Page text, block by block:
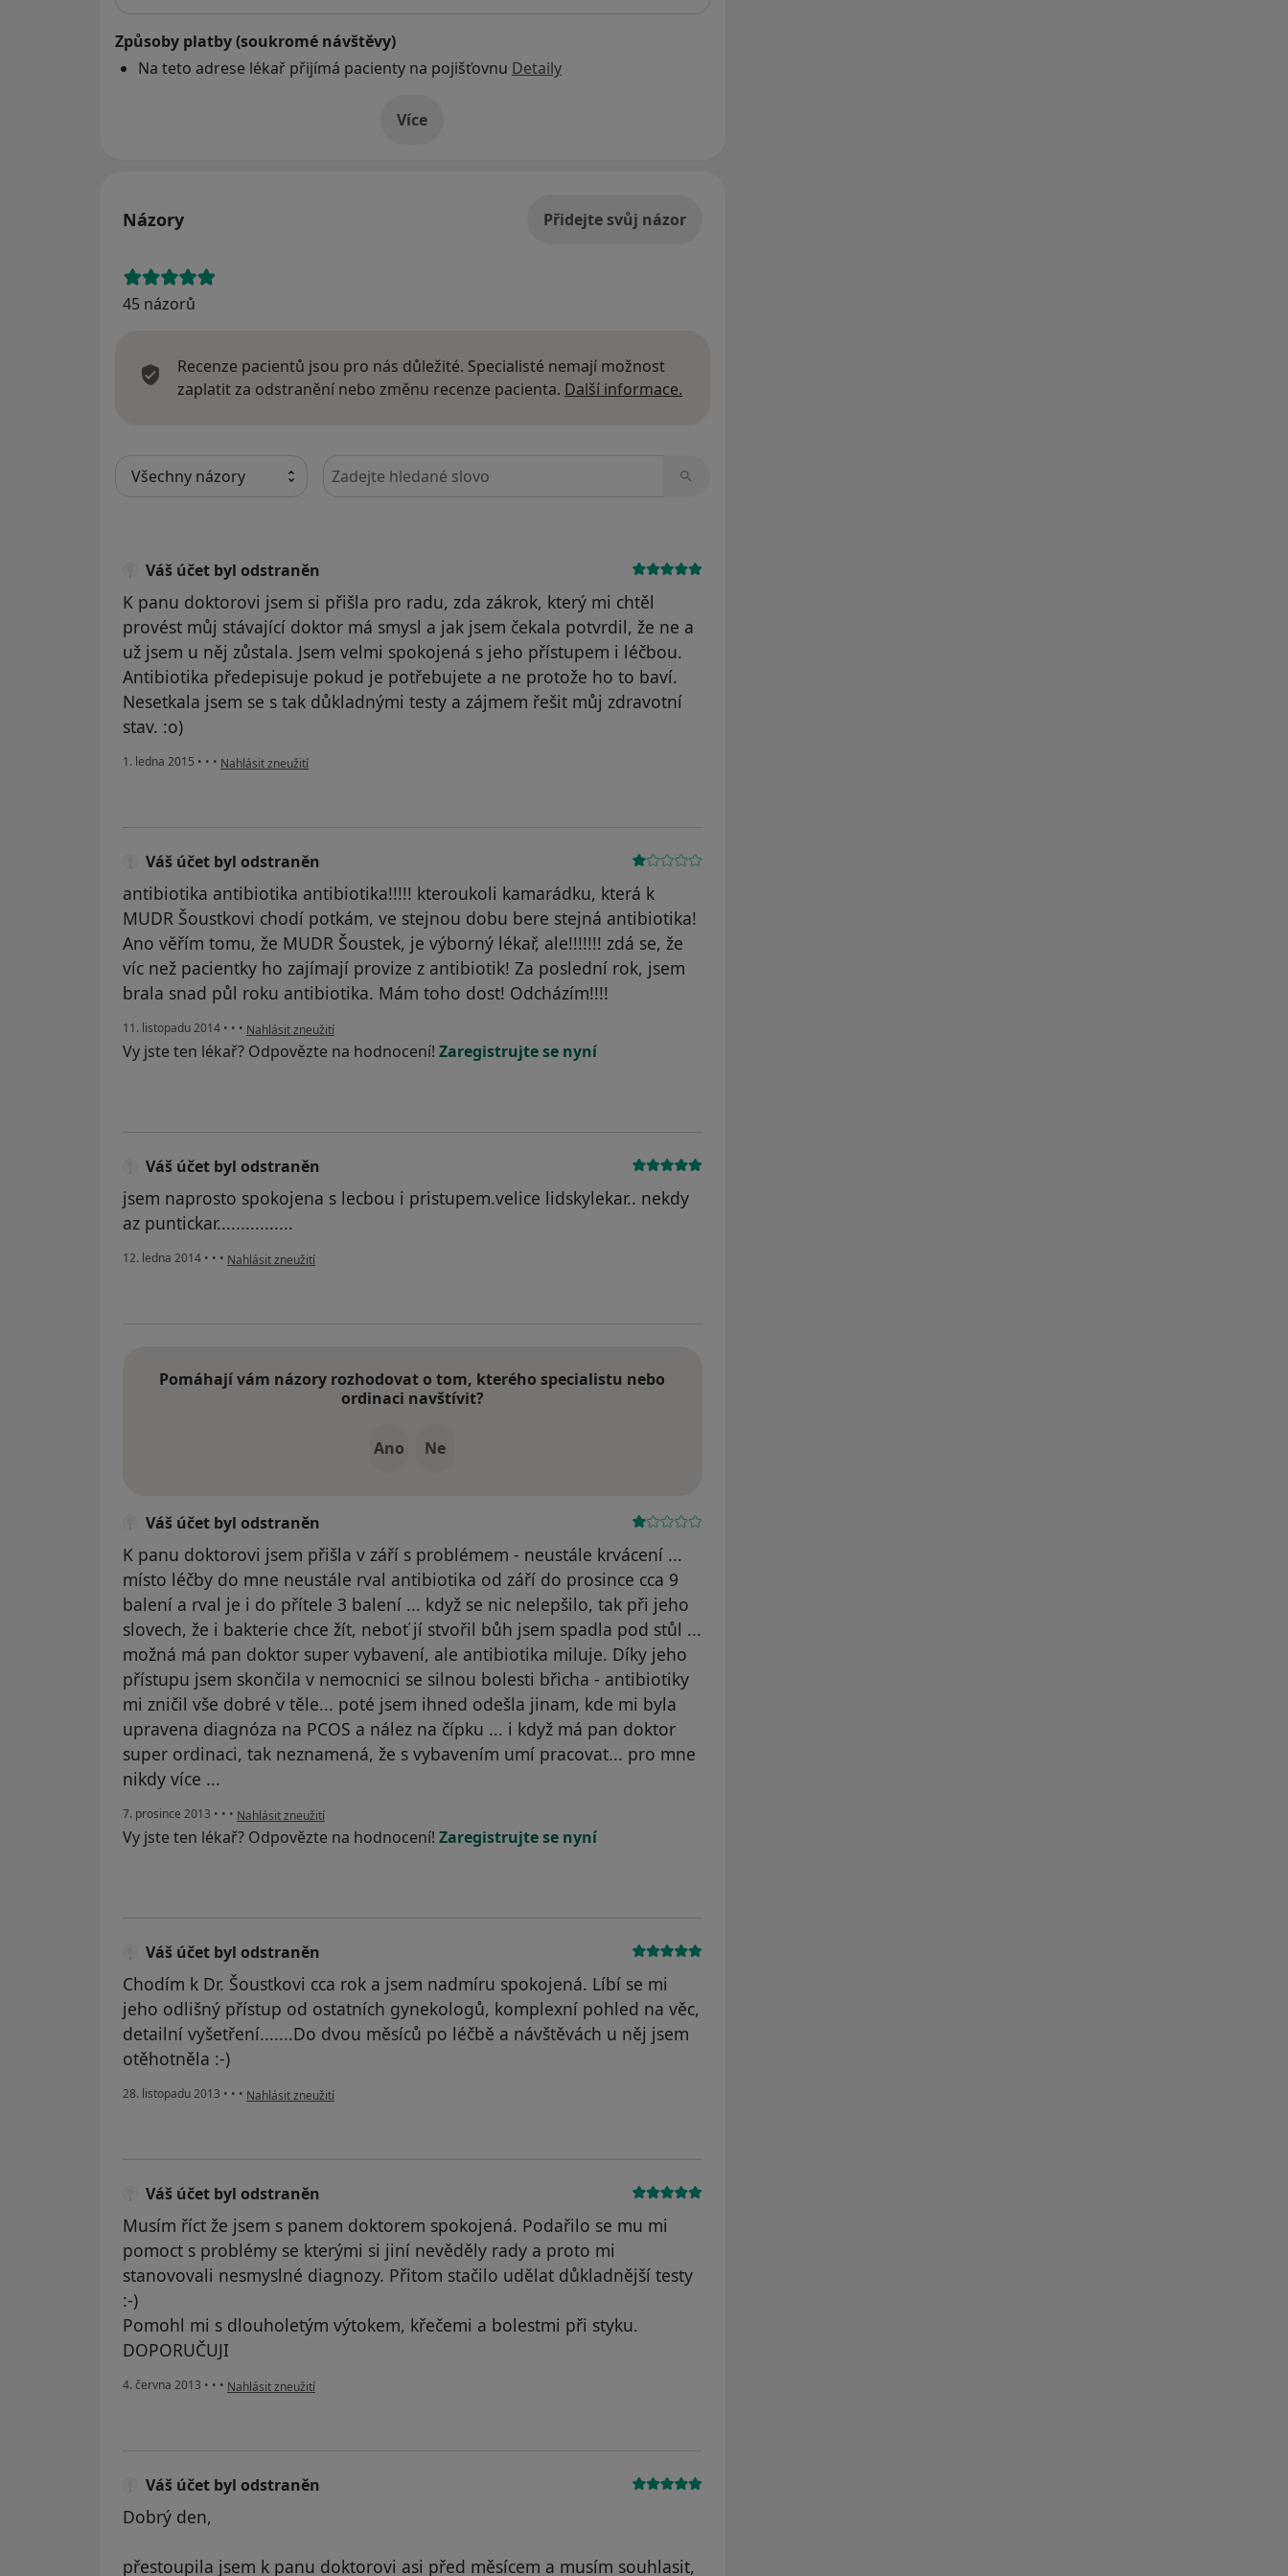
Způsoby platby (soukromé návštěvy)
Na teto adrese lékař přijímá pacienty na pojišťovnu Detaily
Víceo adrese
Názory Přidejte svůj názor
45 názorů
Recenze pacientů jsou pro nás důležité. Specialisté nemají možnost
zaplatit za odstranění nebo změnu recenze pacienta. Další informace.
Hledejte v názorech
Váš účet byl odstraněn
K panu doktorovi jsem si přišla pro radu, zda zákrok, který mi chtěl
provést můj stávající doktor má smysl a jak jsem čekala potvrdil, že ne a
už jsem u něj zůstala. Jsem velmi spokojená s jeho přístupem i léčbou.
Antibiotika předepisuje pokud je potřebujete a ne protože ho to baví.
Nesetkala jsem se s tak důkladnými testy a zájmem řešit můj zdravotní
stav. :o)
1. ledna 2015 • • • podle názoru uživatele Váš účet byl odstraněn
Nahlásit zneužití
Váš účet byl odstraněn
antibiotika antibiotika antibiotika!!!!! kteroukoli kamarádku, která k
MUDR Šoustkovi chodí potkám, ve stejnou dobu bere stejná antibiotika!
Ano věřím tomu, že MUDR Šoustek, je výborný lékař, ale!!!!!!! zdá se, že
víc než pacientky ho zajímají provize z antibiotik! Za poslední rok, jsem
brala snad půl roku antibiotika. Mám toho dost! Odcházím!!!!
11. listopadu 2014 • • • podle názoru uživatele Váš účet byl odstraněn
Nahlásit zneužití
Vy jste ten lékař? Odpovězte na hodnocení! Zaregistrujte se nyní
Váš účet byl odstraněn
jsem naprosto spokojena s lecbou i pristupem.velice lidskylekar.. nekdy
az puntickar................
12. ledna 2014 • • • podle názoru uživatele Váš účet byl odstraněn
Nahlásit zneužití
Pomáhají vám názory rozhodovat o tom, kterého specialistu nebo
ordinaci navštívit?
Ano Ne
Váš účet byl odstraněn
K panu doktorovi jsem přišla v září s problémem - neustále krvácení ...
místo léčby do mne neustále rval antibiotika od září do prosince cca 9
balení a rval je i do přítele 3 balení ... když se nic nelepšilo, tak při jeho
slovech, že i bakterie chce žít, neboť jí stvořil bůh jsem spadla pod stůl ...
možná má pan doktor super vybavení, ale antibiotika miluje. Díky jeho
přístupu jsem skončila v nemocnici se silnou bolesti břicha - antibiotiky
mi zničil vše dobré v těle... poté jsem ihned odešla jinam, kde mi byla
upravena diagnóza na PCOS a nález na čípku ... i když má pan doktor
super ordinaci, tak neznamená, že s vybavením umí pracovat... pro mne
nikdy více ...
7. prosince 2013 • • • podle názoru uživatele Váš účet byl odstraněn
Nahlásit zneužití
Vy jste ten lékař? Odpovězte na hodnocení! Zaregistrujte se nyní
Váš účet byl odstraněn
Chodím k Dr. Šoustkovi cca rok a jsem nadmíru spokojená. Líbí se mi
jeho odlišný přístup od ostatních gynekologů, komplexní pohled na věc,
detailní vyšetření.......Do dvou měsíců po léčbě a návštěvách u něj jsem
otěhotněla :-)
28. listopadu 2013 • • • podle názoru uživatele Váš účet byl odstraněn
Nahlásit zneužití
Váš účet byl odstraněn
Musím říct že jsem s panem doktorem spokojená. Podařilo se mu mi
pomoct s problémy se kterými si jiní nevěděly rady a proto mi
stanovovali nesmyslné diagnozy. Přitom stačilo udělat důkladnější testy
:-)
Pomohl mi s dlouholetým výtokem, křečemi a bolestmi při styku.
DOPORUČUJI
4. června 2013 • • • podle názoru uživatele Váš účet byl odstraněn
Nahlásit zneužití
Váš účet byl odstraněn
Dobrý den,
přestoupila jsem k panu doktorovi asi před měsícem a musím souhlasit,